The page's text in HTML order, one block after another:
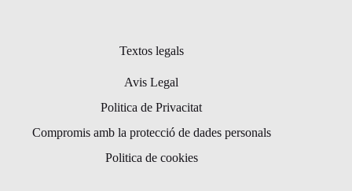
Textos legals
Avis Legal
Politica de Privacitat
Compromis amb la protecció de dades personals
Politica de cookies